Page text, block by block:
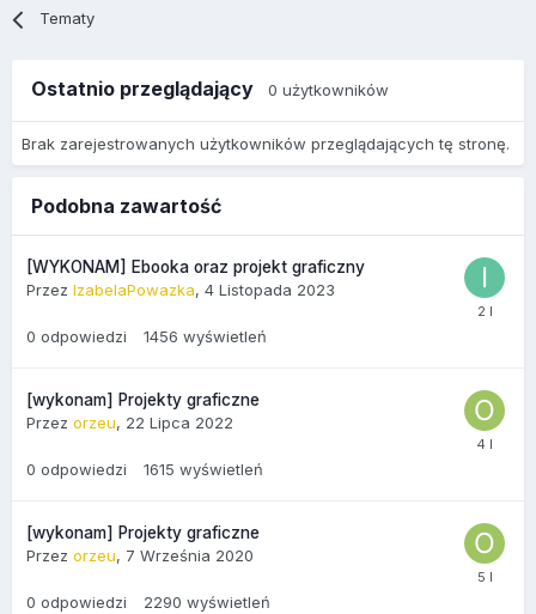
Tematy
Ostatnio przeglądający 0 użytkowników
Brak zarejestrowanych użytkowników przeglądających tę stronę.
Podobna zawartość
[WYKONAM] Ebooka oraz projekt graficzny
Przez IzabelaPowazka, 4 Listopada 2023
0 odpowiedzi 1456 wyświetleń
[wykonam] Projekty graficzne
Przez orzeu, 22 Lipca 2022
0 odpowiedzi 1615 wyświetleń
[wykonam] Projekty graficzne
Przez orzeu, 7 Września 2020
0 odpowiedzi 2290 wyświetleń